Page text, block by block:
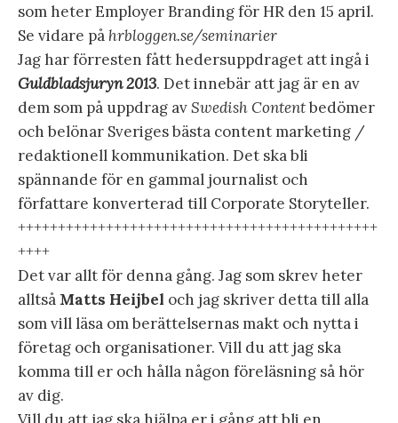
som heter Employer Branding för HR den 15 april.
Se vidare på hrbloggen.se/seminarier
Jag har förresten fått hedersuppdraget att ingå i
Guldbladsjuryn 2013. Det innebär att jag är en av
dem som på uppdrag avSwedish Contentbedömer
och belönar Sveriges bästa content marketing /
redaktionell kommunikation. Det ska bli
spännande för en gammal journalist och
författare konverterad till Corporate Storyteller.
+++++++++++++++++++++++++++++++++++++++++++++
++++
Det var allt för denna gång. Jag som skrev heter
alltså Matts Heijbel och jag skriver detta till alla
som vill läsa om berättelsernas makt och nytta i
företag och organisationer. Vill du att jag ska
komma till er och hålla någon föreläsning så hör
av dig.
Vill du att jag ska hjälpa er i gång att bli en